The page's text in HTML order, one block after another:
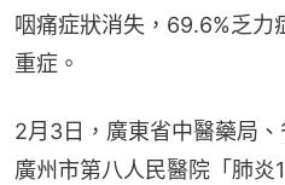
咽痛症狀消失，69.6%乏力
重症。
2月3日，廣東省中醫藥局
廣州市第八人民醫院「肺炎